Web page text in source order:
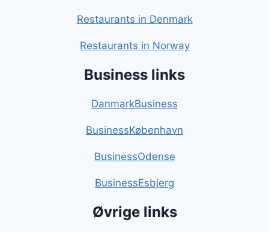
Restaurants in Denmark
Restaurants in Norway
Business links
DanmarkBusiness
BusinessKøbenhavn
BusinessOdense
BusinessEsbjerg
Øvrige links